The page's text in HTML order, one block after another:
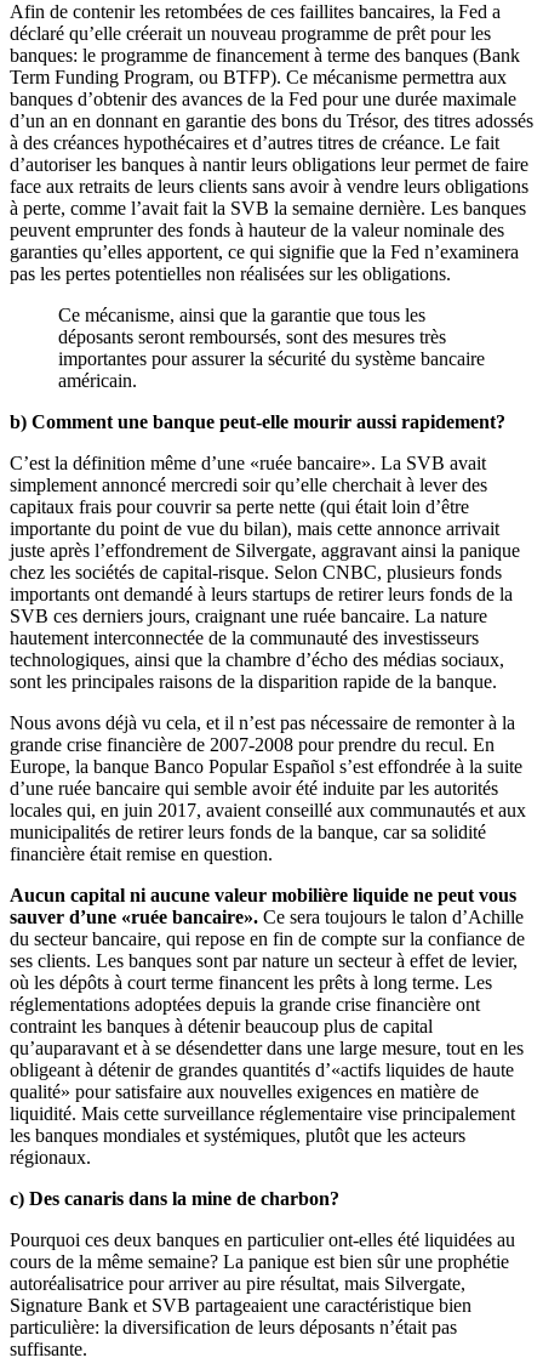
Afin de contenir les retombées de ces faillites bancaires, la Fed a
déclaré qu’elle créerait un nouveau programme de prêt pour les
banques: le programme de financement à terme des banques (Bank
Term Funding Program, ou BTFP). Ce mécanisme permettra aux
banques d’obtenir des avances de la Fed pour une durée maximale
d’un an en donnant en garantie des bons du Trésor, des titres adossés
à des créances hypothécaires et d’autres titres de créance. Le fait
d’autoriser les banques à nantir leurs obligations leur permet de faire
face aux retraits de leurs clients sans avoir à vendre leurs obligations
à perte, comme l’avait fait la SVB la semaine dernière. Les banques
peuvent emprunter des fonds à hauteur de la valeur nominale des
garanties qu’elles apportent, ce qui signifie que la Fed n’examinera
pas les pertes potentielles non réalisées sur les obligations.
Ce mécanisme, ainsi que la garantie que tous les
déposants seront remboursés, sont des mesures très
importantes pour assurer la sécurité du système bancaire
américain.
b) Comment une banque peut-elle mourir aussi rapidement?
C’est la définition même d’une «ruée bancaire». La SVB avait
simplement annoncé mercredi soir qu’elle cherchait à lever des
capitaux frais pour couvrir sa perte nette (qui était loin d’être
importante du point de vue du bilan), mais cette annonce arrivait
juste après l’effondrement de Silvergate, aggravant ainsi la panique
chez les sociétés de capital-risque. Selon CNBC, plusieurs fonds
importants ont demandé à leurs startups de retirer leurs fonds de la
SVB ces derniers jours, craignant une ruée bancaire. La nature
hautement interconnectée de la communauté des investisseurs
technologiques, ainsi que la chambre d’écho des médias sociaux,
sont les principales raisons de la disparition rapide de la banque.
Nous avons déjà vu cela, et il n’est pas nécessaire de remonter à la
grande crise financière de 2007-2008 pour prendre du recul. En
Europe, la banque Banco Popular Español s’est effondrée à la suite
d’une ruée bancaire qui semble avoir été induite par les autorités
locales qui, en juin 2017, avaient conseillé aux communautés et aux
municipalités de retirer leurs fonds de la banque, car sa solidité
financière était remise en question.
Aucun capital ni aucune valeur mobilière liquide ne peut vous
sauver d’une «ruée bancaire». Ce sera toujours le talon d’Achille
du secteur bancaire, qui repose en fin de compte sur la confiance de
ses clients. Les banques sont par nature un secteur à effet de levier,
où les dépôts à court terme financent les prêts à long terme. Les
réglementations adoptées depuis la grande crise financière ont
contraint les banques à détenir beaucoup plus de capital
qu’auparavant et à se désendetter dans une large mesure, tout en les
obligeant à détenir de grandes quantités d’«actifs liquides de haute
qualité» pour satisfaire aux nouvelles exigences en matière de
liquidité. Mais cette surveillance réglementaire vise principalement
les banques mondiales et systémiques, plutôt que les acteurs
régionaux.
c) Des canaris dans la mine de charbon?
Pourquoi ces deux banques en particulier ont-elles été liquidées au
cours de la même semaine? La panique est bien sûr une prophétie
autoréalisatrice pour arriver au pire résultat, mais Silvergate,
Signature Bank et SVB partageaient une caractéristique bien
particulière: la diversification de leurs déposants n’était pas
suffisante.